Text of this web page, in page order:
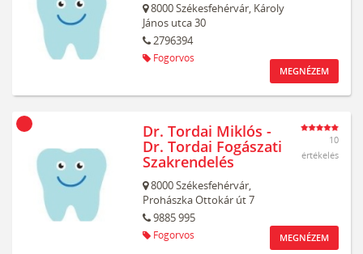
8000Székesfehérvár, Károly
János utca 30
2796394
Fogorvos
MEGNÉZEM
Dr. Tordai Miklós -
Dr. Tordai Fogászati
Szakrendelés
8000Székesfehérvár,
Prohászka Ottokár út 7
9885 995
Fogorvos
10
értékelés
MEGNÉZEM